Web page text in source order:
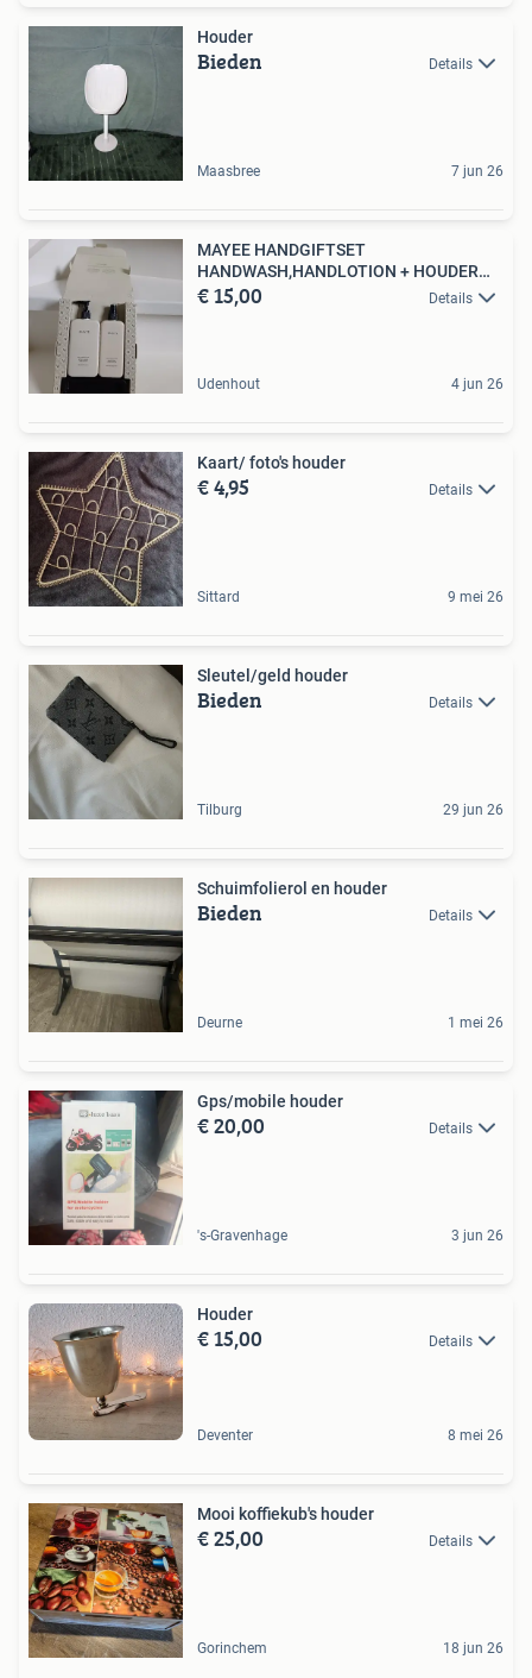
Houder
Bieden Details
Maasbree 7 jun 26
MAYEE HANDGIFTSET
HANDWASH,HANDLOTION + HOUDER
NIEUW
€ 15,00 Details
Udenhout 4 jun 26
Kaart/ foto's houder
€ 4,95 Details
Sittard 9 mei 26
Sleutel/geld houder
Bieden Details
Tilburg 29 jun 26
Schuimfolierol en houder
Bieden Details
Deurne 1 mei 26
Gps/mobile houder
€ 20,00 Details
's-Gravenhage 3 jun 26
Houder
€ 15,00 Details
Deventer 8 mei 26
Mooi koffiekub's houder
€ 25,00 Details
Gorinchem 18 jun 26